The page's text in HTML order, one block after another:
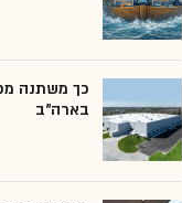
כך משתנה
בארה"ב